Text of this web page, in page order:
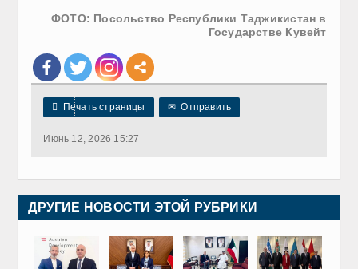
ФОТО: Посольство Республики Таджикистан в
Государстве Кувейт
 Печать страницы ✉ Отправить
Июнь 12, 2026 15:27
ДРУГИЕ НОВОСТИ ЭТОЙ РУБРИКИ